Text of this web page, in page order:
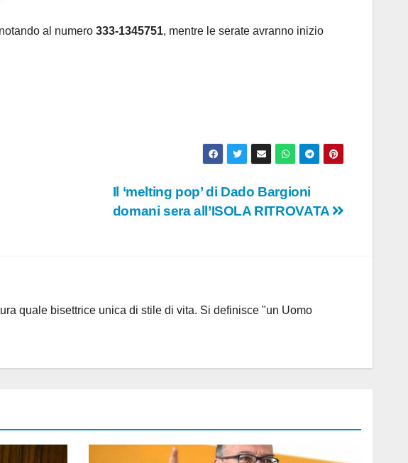
al numero 333-1345751, mentre le serate avranno inizio
Il ‘melting pop’ di Dado Bargioni
domani sera all’ISOLA RITROVATA
quale bisettrice unica di stile di vita. Si definisce "un Uomo